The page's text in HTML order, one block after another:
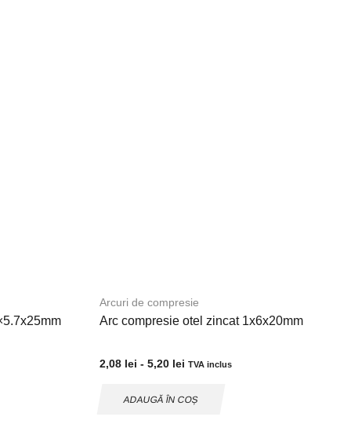
Arcuri de compresie
Arc compresie otel zincat 1x6x20mm
2,08 lei - 5,20 lei TVA inclus
ADAUGĂ ÎN COȘ